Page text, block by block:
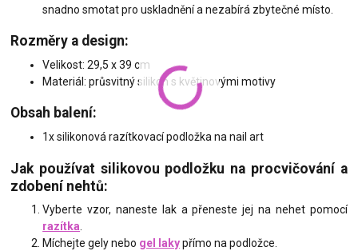
snadno smotat pro uskladnění a nezabírá zbytečné místo.
Rozměry a design:
Velikost: 29,5 x 39 cm
Materiál: průsvitný silikon s květinovými motivy
Obsah balení:
1x silikonová razítkovací podložka na nail art
Jak používat silikovou podložku na procvičování a
zdobení nehtů:
Vyberte vzor, naneste lak a přeneste jej na nehet pomocí
razítka.
Míchejte gely nebo gel lakypřímo na podložce.